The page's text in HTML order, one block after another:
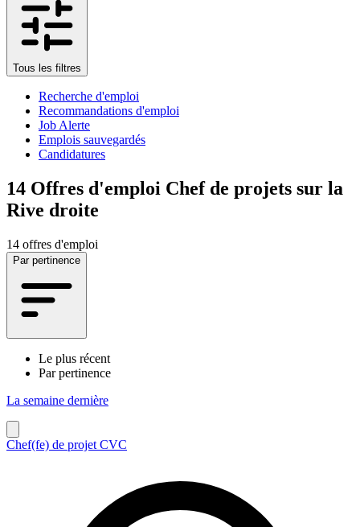
Tous les filtres
Recherche d'emploi
Recommandations d'emploi
Job Alerte
Emplois sauvegardés
Candidatures
14 Offres d'emploi Chef de projets sur la
Rive droite
14 offres d'emploi
Par pertinence
Le plus récent
Par pertinence
La semaine dernière
Chef(fe) de projet CVC